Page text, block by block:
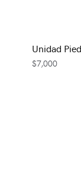
Unidad
$7,000